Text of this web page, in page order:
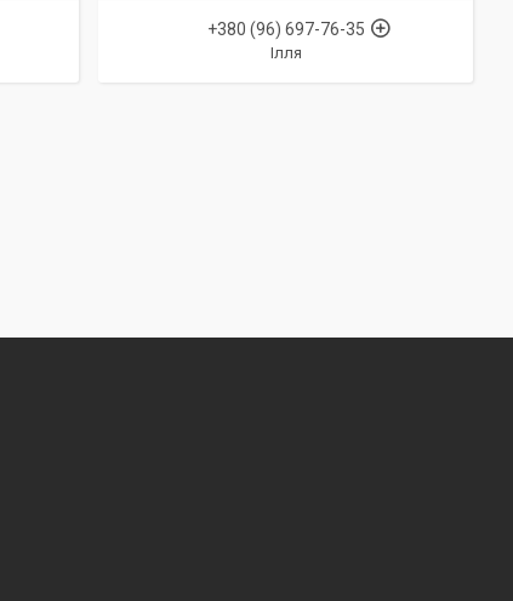
+380 (96) 697-76-35
Ілля